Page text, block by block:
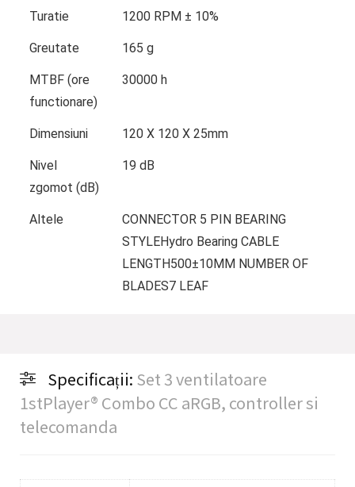
Turatie 1200 RPM ± 10%
Greutate 165 g
MTBF (ore
functionare)
30000 h
Dimensiuni 120 X 120 X 25mm
Nivel
zgomot (dB)
19 dB
Altele
CONNECTOR 5 PIN BEARING
STYLEHydro Bearing CABLE
LENGTH500±10MM NUMBER OF
BLADES7 LEAF
Specificații: Set 3 ventilatoare
1stPlayer® Combo CC aRGB, controller si
telecomanda